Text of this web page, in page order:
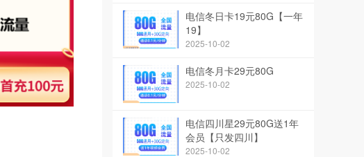
电信冬日卡19元80G【一年
19】
2025-10-02
电信冬月卡29元80G
2025-10-02
电信四川星29元80G送1年
会员【只发四川】
2025-10-02